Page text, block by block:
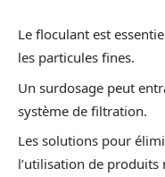
Le floculant est
les particules fines.
Un surdosage peut
système de filtration.
Les solutions pour
l’utilisation de